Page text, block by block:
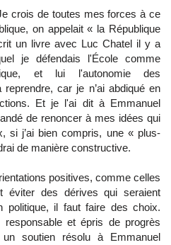
crois de toutes mes forces à ce
on appelait « la République
un livre avec Luc Chatel il y a
je défendais l'École comme
et lui l'autonomie des
car je n’ai abdiqué en
Et je l'ai dit à Emmanuel
de renoncer à mes idées qui
si j’ai bien compris, une « plus-
de manière constructive.
positives, comme celles
éviter des dérives qui seraient
politique, il faut faire des choix.
et épris de progrès
un soutien résolu à Emmanuel